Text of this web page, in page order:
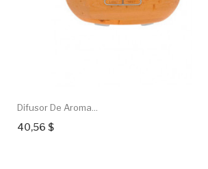
Difusor De Aroma...
40,56 $